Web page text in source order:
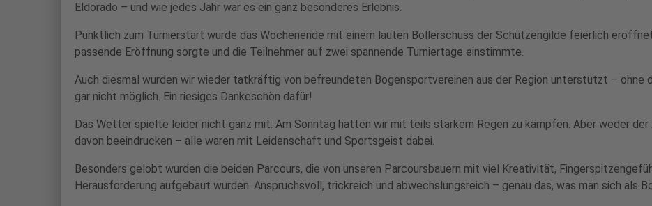
Eldorado – und wie jedes Jahr war es ein ganz besonderes Erlebnis.
Pünktlich zum Turnierstart wurde das Wochenende mit einem lauten Böllerschuss der Schützengilde feierlich
passende Eröffnung sorgte und die Teilnehmer auf zwei spannende Turniertage einstimmte.
Auch diesmal wurden wir wieder tatkräftig von befreundeten Bogensportvereinen aus der Region unterstützt – ohne
gar nicht möglich. Ein riesiges Dankeschön dafür!
Das Wetter spielte leider nicht ganz mit: Am Sonntag hatten wir mit teils starkem Regen zu kämpfen. Aber weder
davon beeindrucken – alle waren mit Leidenschaft und Sportsgeist dabei.
Besonders gelobt wurden die beiden Parcours, die von unseren Parcoursbauern mit viel Kreativität,
Herausforderung aufgebaut wurden. Anspruchsvoll, trickreich und abwechslungsreich – genau das, was man sich als